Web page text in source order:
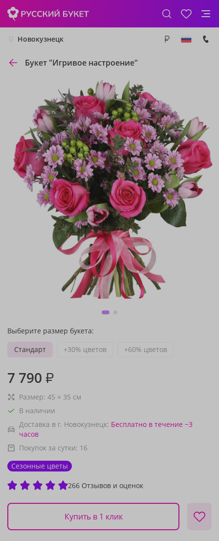
Новокузнецк
Букет "Игривое настроение"
Выберите размер букета:
Стандарт
+30% цветов +60% цветов
7 790 ₽
Размер: 45 × 35 см
В наличии
Доставка в г. Новокузнецк: Бесплатно в течение ~3
часов
Покупок за сутки: 16
Сезонные цветы
266 Отзывов и оценок
Купить в 1 клик